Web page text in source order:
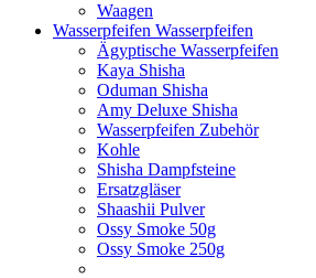
Waagen
Wasserpfeifen Wasserpfeifen
Ägyptische Wasserpfeifen
Kaya Shisha
Oduman Shisha
Amy Deluxe Shisha
Wasserpfeifen Zubehör
Kohle
Shisha Dampfsteine
Ersatzgläser
Shaashii Pulver
Ossy Smoke 50g
Ossy Smoke 250g